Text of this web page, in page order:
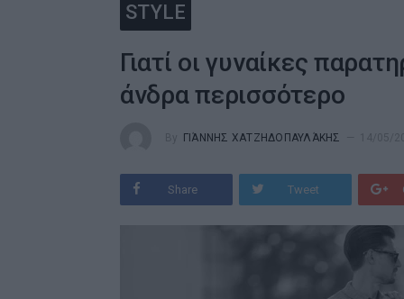
STYLE
Γιατί οι γυναίκες
άνδρα περισσότερο
ΓΙΆΝΝΗΣ ΧΑΤΖΗΔΟΠΑΥΛΆΚΗΣ
Share Tweet